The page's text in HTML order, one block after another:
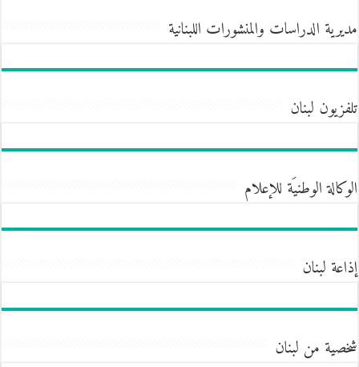
مديرية الدراسات والمنشورات اللبنانية
تلفزيون لبنان
الوكالة الوطنيَة للإعلام
إذاعة لبنان
شخصية من لبنان